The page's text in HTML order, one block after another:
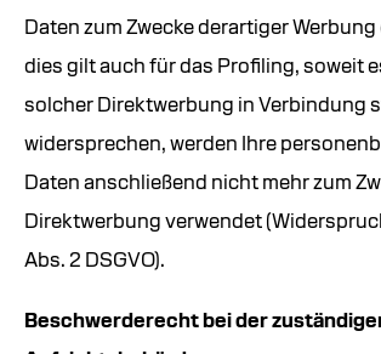
Daten zum Zwecke derartiger
dies gilt auch für das Profiling, soweit
solcher Direktwerbung in Verbindung
widersprechen, werden Ihre
Daten anschließend nicht mehr zum
Direktwerbung verwendet
Abs. 2 DSGVO).
Beschwerderecht bei der